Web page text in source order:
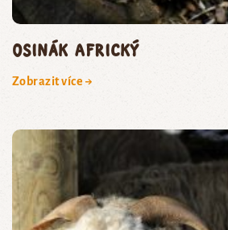
osinák africký
Zobrazit více →